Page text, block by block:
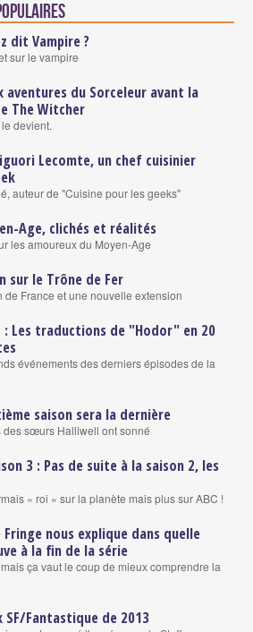
dit Vampire ?
sur le vampire
aventures du Sorceleur avant la
The Witcher
devient.
Lecomte, un chef cuisinier
auteur de "Cuisine pour les geeks"
Age, clichés et réalités
les amoureux du Moyen-Age
sur le Trône de Fer
de France et une nouvelle extension
: Les traductions de "Hodor" en 20
événements des derniers épisodes de la
saison sera la dernière
des sœurs Halliwell ont sonné
3 : Pas de suite à la saison 2, les
« roi » sur la planète mais plus sur ABC !
nous explique dans quelle
à la fin de la série
ça vaut le coup de mieux comprendre la
SF/Fantastique de 2013